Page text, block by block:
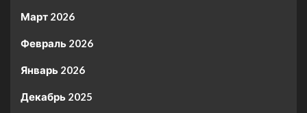
Март 2026
Февраль 2026
Январь 2026
Декабрь 2025